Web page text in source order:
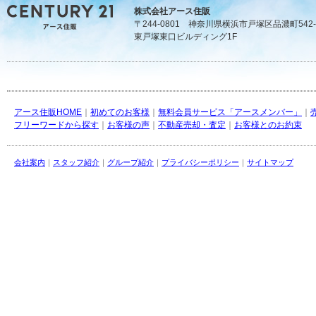
株式会社アース住販
〒244-0801 神奈川県横浜市戸塚区品濃町
東戸塚東口ビルディング1F
アース住販HOME ｜ 初めてのお客様 ｜ 無料会員サービス「アースメンバー」 ｜
フリーワードから探す ｜ お客様の声 ｜ 不動産売却・査定 ｜ お客様とのお約束
会社案内 ｜ スタッフ紹介 ｜ グループ紹介 ｜ プライバシーポリシー ｜ サイトマップ